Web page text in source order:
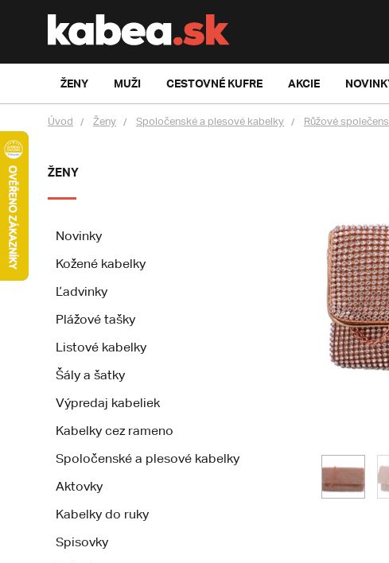
ŽENY MUŽI CESTOVNÉ KUFRE AKCIE
Úvod Ženy Spoločenské a plesové kabelky Růžové
ŽENY
Novinky
Kožené kabelky
Ľadvinky
Plážové tašky
Listové kabelky
Šály a šatky
Výpredaj kabeliek
Kabelky cez rameno
Spoločenské a plesové kabelky
Aktovky
Kabelky do ruky
Spisovky